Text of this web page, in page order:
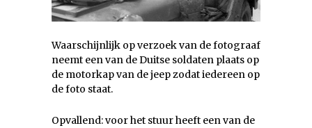
Waarschijnlijk op verzoek van de fotograaf
neemt een van de Duitse soldaten plaats op
de motorkap van de jeep zodat iedereen op
de foto staat.
Opvallend: voor het stuur heeft een van de